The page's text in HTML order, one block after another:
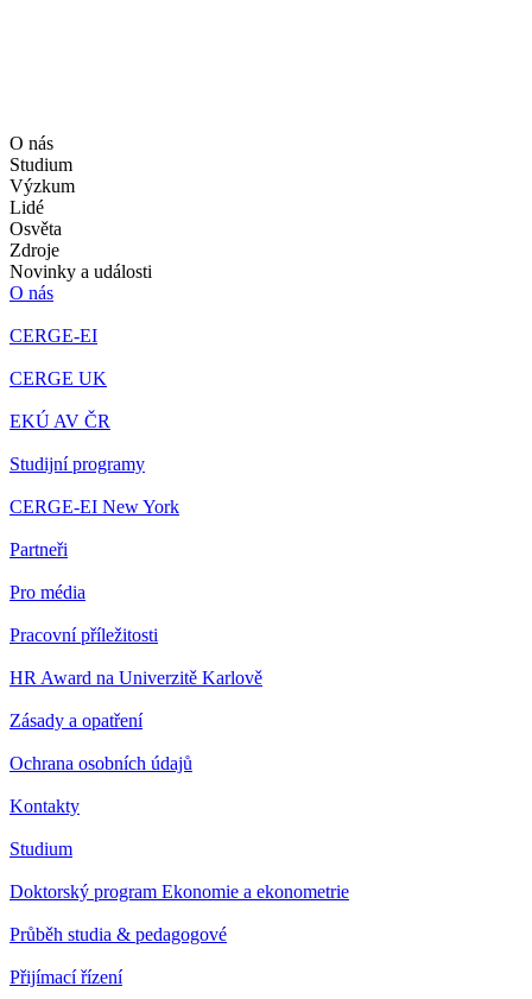
O nás
Studium
Výzkum
Lidé
Osvěta
Zdroje
Novinky a události
O nás
CERGE-EI
CERGE UK
EKÚ AV ČR
Studijní programy
CERGE-EI New York
Partneři
Pro média
Pracovní příležitosti
HR Award na Univerzitě Karlově
Zásady a opatření
Ochrana osobních údajů
Kontakty
Studium
Doktorský program Ekonomie a ekonometrie
Průběh studia & pedagogové
Přijímací řízení